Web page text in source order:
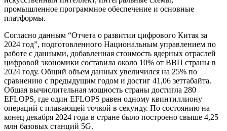
промышленное программное обеспечение и основные
платформы.
Согласно данным “Отчета о развитии цифрового Китая за
2024 год”, подготовленного Национальным управлением по
работе с данными, добавленная стоимость ядерных отраслей
цифровой экономики составила около 10% от ВВП страны в
2024 году. Общий объем данных увеличился на 25% по
сравнению с предыдущим годом и достиг 41,06 зеттабайта.
Общая вычислительная мощность страны достигла 280
EFLOPS, где один EFLOPS равен одному квинтиллиону
операций с плавающей точкой в секунду. По состоянию на
конец декабря 2024 года в стране было построено свыше 4,25
млн базовых станций 5G.